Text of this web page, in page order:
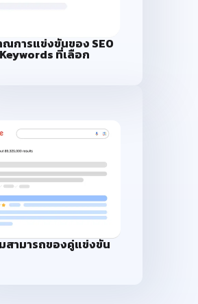
ณการแข่งขันของ SEO
Keywords ที่เลือก
สามารถของคู่แข่งขัน